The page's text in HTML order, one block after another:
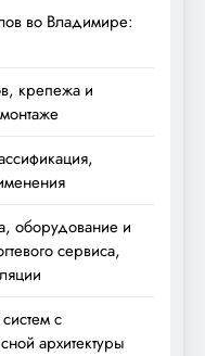
во Владимире:
крепежа и
оборудование и
сервиса,
с
архитектуры